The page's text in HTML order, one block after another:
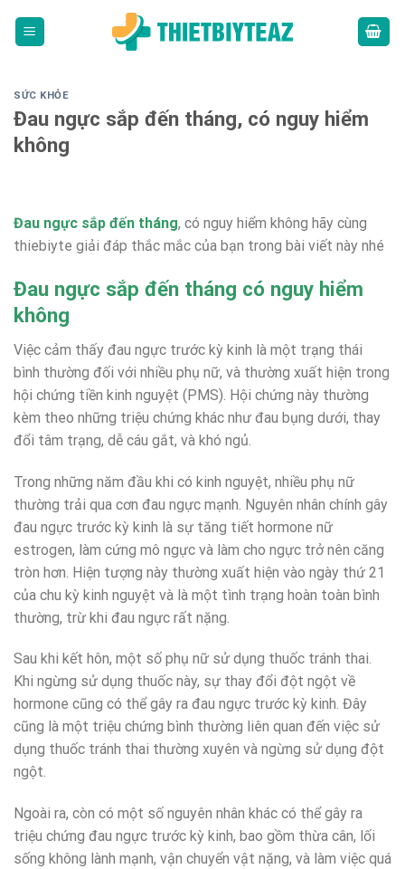
SỨC KHỎE
Đau ngực sắp đến tháng, có nguy hiểm
không
Đau ngực sắp đến tháng, có nguy hiểm không hãy cùng
thiebiyte giải đáp thắc mắc của bạn trong bài viết này nhé
Đau ngực sắp đến tháng có nguy hiểm
không
Việc cảm thấy đau ngực trước kỳ kinh là một trạng thái
bình thường đối với nhiều phụ nữ, và thường xuất hiện trong
hội chứng tiền kinh nguyệt (PMS). Hội chứng này thường
kèm theo những triệu chứng khác như đau bụng dưới, thay
đổi tâm trạng, dễ cáu gắt, và khó ngủ.
Trong những năm đầu khi có kinh nguyệt, nhiều phụ nữ
thường trải qua cơn đau ngực mạnh. Nguyên nhân chính gây
đau ngực trước kỳ kinh là sự tăng tiết hormone nữ
estrogen, làm cứng mô ngực và làm cho ngực trở nên căng
tròn hơn. Hiện tượng này thường xuất hiện vào ngày thứ 21
của chu kỳ kinh nguyệt và là một tình trạng hoàn toàn bình
thường, trừ khi đau ngực rất nặng.
Sau khi kết hôn, một số phụ nữ sử dụng thuốc tránh thai.
Khi ngừng sử dụng thuốc này, sự thay đổi đột ngột về
hormone cũng có thể gây ra đau ngực trước kỳ kinh. Đây
cũng là một triệu chứng bình thường liên quan đến việc sử
dụng thuốc tránh thai thường xuyên và ngừng sử dụng đột
ngột.
Ngoài ra, còn có một số nguyên nhân khác có thể gây ra
triệu chứng đau ngực trước kỳ kinh, bao gồm thừa cân, lối
sống không lành mạnh, vận chuyển vật nặng, và làm việc quá